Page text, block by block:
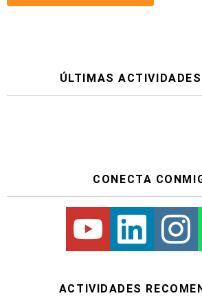
ÚLTIMAS
CONECTA
Youtube Linkedin
ACTIVIDADES